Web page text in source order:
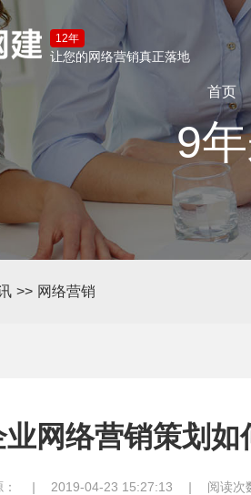
12年
让您的网络营销真正落地
首页
9
>> 网络营销
业网络营销策划如
| 2019-04-23 15:27:13 | 阅读次